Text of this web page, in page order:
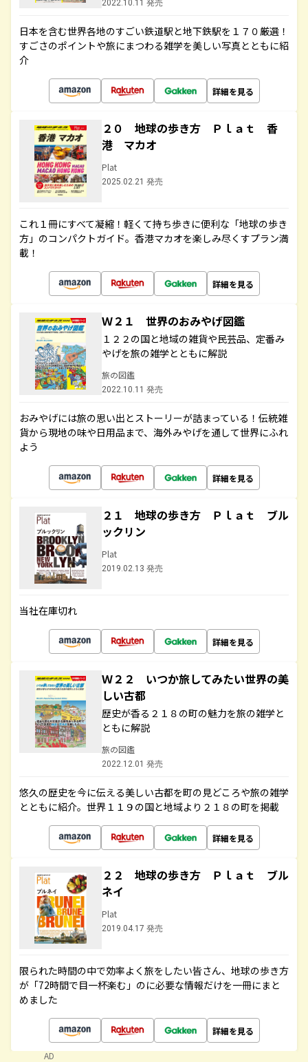
2022.10.11 発売
日本を含む世界各地のすごい鉄道駅と地下鉄駅を１７０厳選！
すごさのポイントや旅にまつわる雑学を美しい写真とともに紹
介
詳細を見る
２０ 地球の歩き方 Ｐｌａｔ 香
港 マカオ
Plat
2025.02.21 発売
これ１冊にすべて凝縮！軽くて持ち歩きに便利な「地球の歩き
方」のコンパクトガイド。香港マカオを楽しみ尽くすプラン満
載！
詳細を見る
Ｗ２１ 世界のおみやげ図鑑
１２２の国と地域の雑貨や民芸品、定番み
やげを旅の雑学とともに解説
旅の図鑑
2022.10.11 発売
おみやげには旅の思い出とストーリーが詰まっている！伝統雑
貨から現地の味や日用品まで、海外みやげを通して世界にふれ
よう
詳細を見る
２１ 地球の歩き方 Ｐｌａｔ ブル
ックリン
Plat
2019.02.13 発売
当社在庫切れ
詳細を見る
Ｗ２２ いつか旅してみたい世界の美
しい古都
歴史が香る２１８の町の魅力を旅の雑学と
ともに解説
旅の図鑑
2022.12.01 発売
悠久の歴史を今に伝える美しい古都を町の見どころや旅の雑学
とともに紹介。世界１１９の国と地域より２１８の町を掲載
詳細を見る
２２ 地球の歩き方 Ｐｌａｔ ブル
ネイ
Plat
2019.04.17 発売
限られた時間の中で効率よく旅をしたい皆さん、地球の歩き方
が「72時間で目一杯楽む」のに必要な情報だけを一冊にまと
めました
詳細を見る
AD